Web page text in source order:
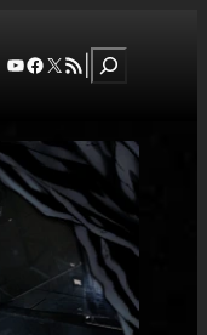
YouTube
Facebook
X RSS FeedSzukaj